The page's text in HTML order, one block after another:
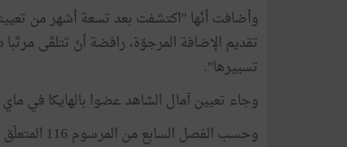
وأضافت أنّها "اكتشفت بعد تسعة أشهر من
تقديم الإضافة المرجوّة، رافضة أنّ تتلقّى
تسييرها".
وجاء تعيين آمال الشاهد عضوا بالهايكا في ماي 2015 سدّا للشغور الحاصل بها بعد استقالة رشيدة النيفر.
وحسب